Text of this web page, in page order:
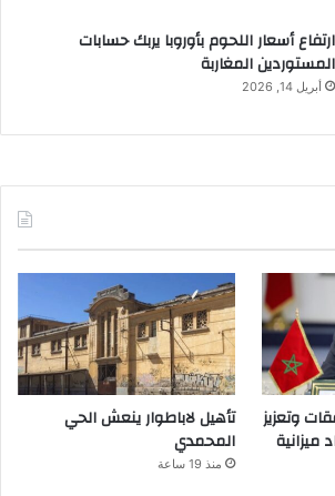
ارتفاع أسعار اللحوم بأوروبا يربك حسابات
المستوردين المغاربة
أبريل 14, 2026
وتعزيز
ميزانية
تأهيل لاباطوار ينعش الحي
المحمدي
منذ 19 ساعة